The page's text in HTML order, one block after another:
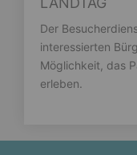
Der
interessierten
Möglichkeit, das
erleben.